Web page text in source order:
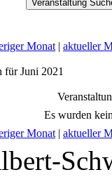
Monat | aktueller
für Juni 2021
Es wurden
Monat | aktueller